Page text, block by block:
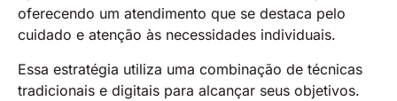
oferecendo um atendimento que se destaca pelo
cuidado e atenção às necessidades individuais​.
Essa estratégia utiliza uma combinação de técnicas
tradicionais e digitais para alcançar seus objetivos.